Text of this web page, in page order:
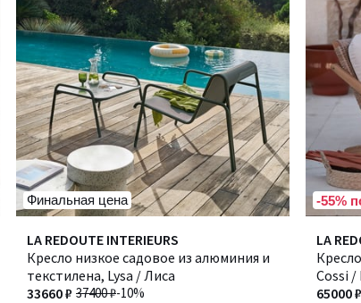
Финальная цена
LA REDOUTE INTERIEURS
Кресло низкое садовое из алюминия и
текстилена, Lysa / Лиса
37400 ₽-10%
33660 ₽
4
/
5
-55%
LA
Cossi /
65000 ₽
4,8
/ 5